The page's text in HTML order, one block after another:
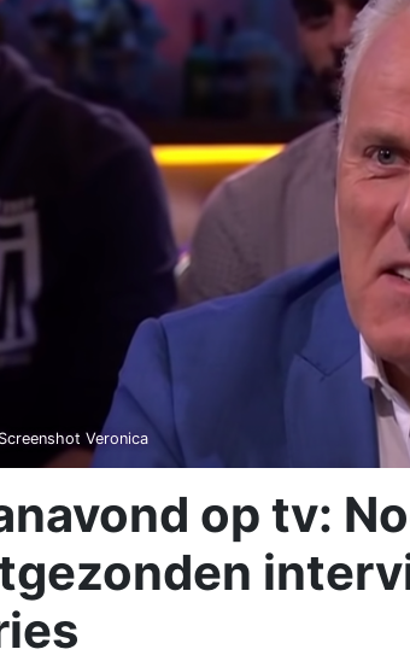
Veronica
op tv: